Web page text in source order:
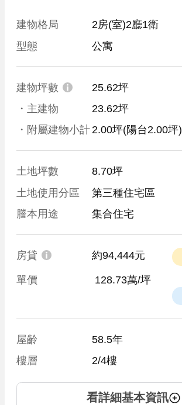
建物格局
2房(室)2廳1衛
型態
公寓
建物坪數
25.62坪
・主建物
23.62坪
・附屬建物小計 2.00坪(陽台2.00坪)
土地坪數
8.70坪
土地使用分區
第三種住宅區
謄本用途
集合住宅
房貸 約94,444元
單價 128.73萬/坪
屋齡
58.5年
樓層
2/4樓
看詳細基本資訊